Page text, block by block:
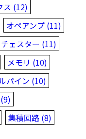
ス (12)
オペアンプ (11)
ェスター (11)
メモリ (10)
パイン (10)
集積回路 (8)